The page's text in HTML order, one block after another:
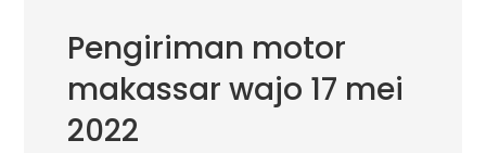
Pengiriman motor
makassar wajo 17 mei
2022